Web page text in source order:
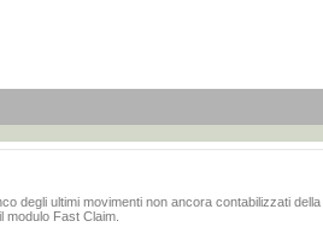
degli ultimi movimenti non ancora contabilizzati
modulo Fast Claim.